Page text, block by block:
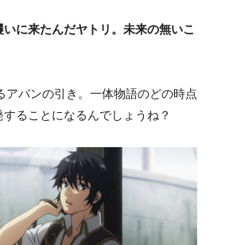
いに来たんだヤトリ。未来の無いこ
アバンの引き。一体物語のどの時点
ることになるんでしょうね？